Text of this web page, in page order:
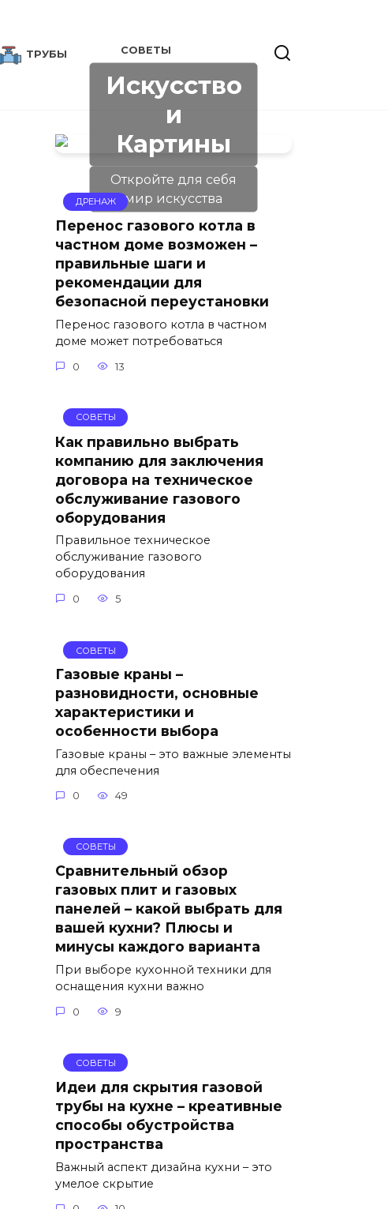
ТРУБЫ СОВЕТЫ
Искусство
и
Картины
Откройте для себя
мир искусства
ДРЕНАЖ
Перенос газового котла в
частном доме возможен –
правильные шаги и
рекомендации для
безопасной переустановки
Перенос газового котла в частном
доме может потребоваться
0 13
СОВЕТЫ
Как правильно выбрать
компанию для заключения
договора на техническое
обслуживание газового
оборудования
Правильное техническое
обслуживание газового
оборудования
0 5
СОВЕТЫ
Газовые краны –
разновидности, основные
характеристики и
особенности выбора
Газовые краны – это важные элементы
для обеспечения
0 49
СОВЕТЫ
Сравнительный обзор
газовых плит и газовых
панелей – какой выбрать для
вашей кухни? Плюсы и
минусы каждого варианта
При выборе кухонной техники для
оснащения кухни важно
0 9
СОВЕТЫ
Идеи для скрытия газовой
трубы на кухне – креативные
способы обустройства
пространства
Важный аспект дизайна кухни – это
умелое скрытие